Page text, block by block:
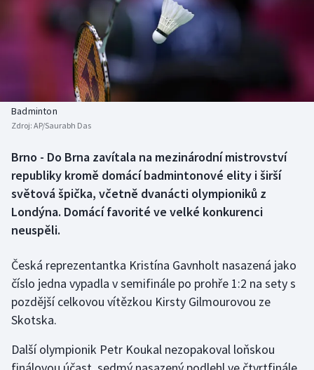
Americký fotbal
Baseball a softbal
Biatlon
Box
Curling
Florbal
Futsal
Golf
NEPŘEHLÉDNĚTE
Soutěže
Historické návraty
Aplikace ČT sport
Badminton
Zdroj: AP/Saurabh Das
Brno - Do Brna zavítala na mezinárodní mistrovství
republiky kromě domácí badmintonové elity i širší
světová špička, včetně dvanácti olympioniků z
Londýna. Domácí favorité ve velké konkurenci
neuspěli.
Česká reprezentantka Kristína Gavnholt nasazená jako
číslo jedna vypadla v semifinále po prohře 1:2 na sety s
pozdější celkovou vítězkou Kirsty Gilmourovou ze
Skotska.
Další olympionik Petr Koukal nezopakoval loňskou